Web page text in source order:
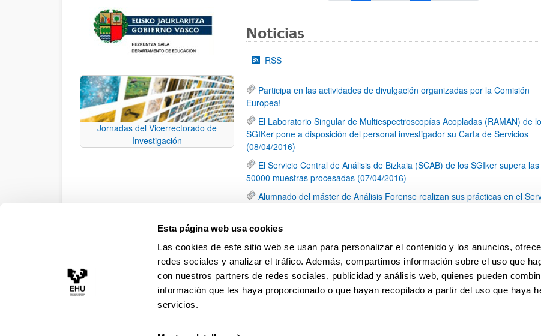
Esta página web usa cookies
Las cookies de este sitio web se usan para personalizar el contenido y los anuncios,
redes sociales y analizar el tráfico. Además, compartimos información sobre el uso que
con nuestros partners de redes sociales, publicidad y análisis web, quienes pueden
información que les haya proporcionado o que hayan recopilado a partir del uso que haya
servicios.
Jornadas del Vicerrectorado de
Investigación
Noticias
RSS
Participa en las actividades de divulgación organizadas por la Comisión
Europea!
El Laboratorio Singular de Multiespectroscopías Acopladas (RAMAN) de
SGIKer pone a disposición del personal investigador su Carta de Servicios
(08/04/2016)
El Servicio Central de Análisis de Bizkaia (SCAB) de los SGIker supera las
50000 muestras procesadas (07/04/2016)
Alumnado del máster de Análisis Forense realizan sus prácticas en el
Public Consultation (desde 04.03.2016 a 31.05.2016) on the development
(EURICS)
Página
1 ...Páginas intermedias Use TAB para desplazarse.
Página
27 Página
28 Página
29 ...Páginas intermedias
Página
79